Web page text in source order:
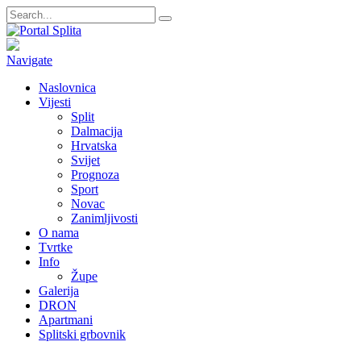
Navigate
Naslovnica
Vijesti
Split
Dalmacija
Hrvatska
Svijet
Prognoza
Sport
Novac
Zanimljivosti
O nama
Tvrtke
Info
Župe
Galerija
DRON
Apartmani
Splitski grbovnik